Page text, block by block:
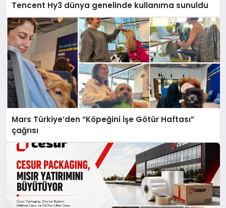
Tencent Hy3 dünya genelinde kullanıma sunuldu
Mars Türkiye’den “Köpeğini İşe Götür Haftası”
çağrısı